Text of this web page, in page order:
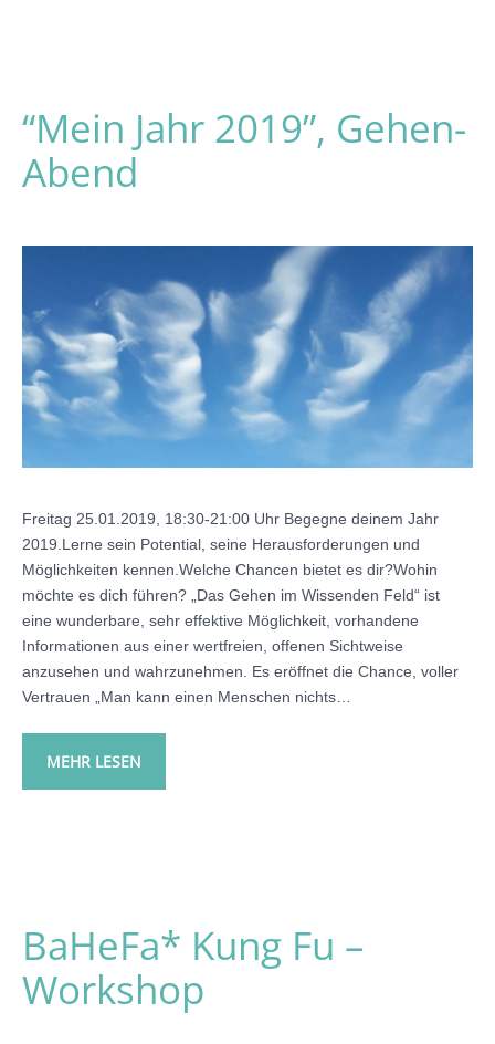
“Mein Jahr 2019”, Gehen-
Abend
Freitag 25.01.2019, 18:30-21:00 Uhr Begegne deinem Jahr
2019.Lerne sein Potential, seine Herausforderungen und
Möglichkeiten kennen.Welche Chancen bietet es dir?Wohin
möchte es dich führen? „Das Gehen im Wissenden Feld“ ist
eine wunderbare, sehr effektive Möglichkeit, vorhandene
Informationen aus einer wertfreien, offenen Sichtweise
anzusehen und wahrzunehmen. Es eröffnet die Chance, voller
Vertrauen „Man kann einen Menschen nichts…
MEHR LESEN
BaHeFa* Kung Fu –
Workshop